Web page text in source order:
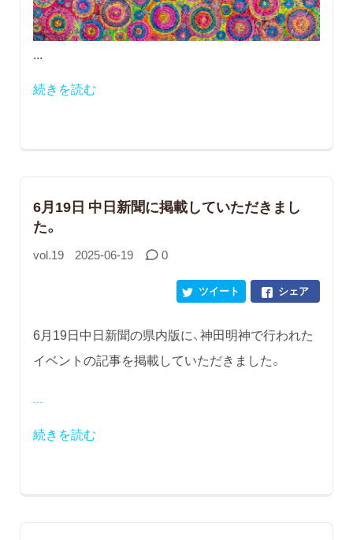
...
続きを読む
6月19日 中日新聞に掲載していただきまし
た。
vol.19 2025-06-19 0
シェア
ツイート
6月19日中日新聞の県内版に、神田明神で行われた
イベントの記事を掲載していただきました。
...
続きを読む